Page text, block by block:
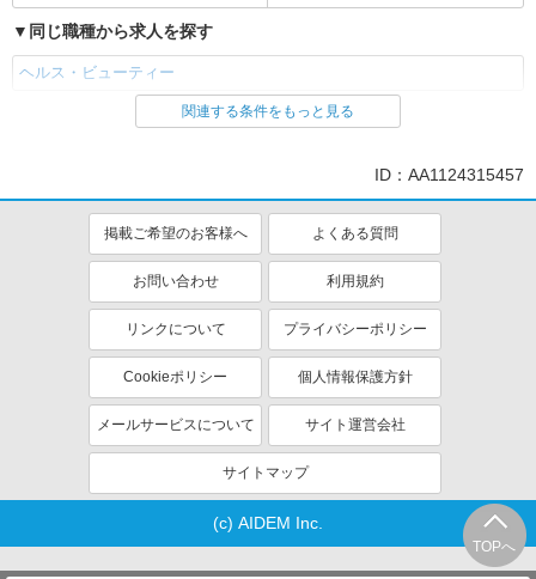
TOPへ
同じ職種から求人を探す
ヘルス・ビューティー
同じ特徴から求人を探す
産休・育休取得実績あり
関連する条件をもっと見る
ID：AA1124315457
掲載ご希望のお客様へ よくある質問
お問い合わせ 利用規約
リンクについて プライバシーポリシー
Cookieポリシー 個人情報保護方針
メールサービスについて サイト運営会社
サイトマップ
(c) AIDEM Inc.